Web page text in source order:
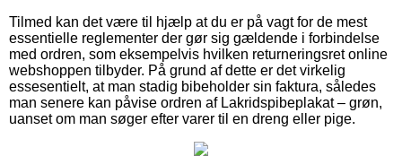
Tilmed kan det være til hjælp at du er på vagt for de mest
essentielle reglementer der gør sig gældende i forbindelse
med ordren, som eksempelvis hvilken returneringsret online
webshoppen tilbyder. På grund af dette er det virkelig
essesentielt, at man stadig bibeholder sin faktura, således
man senere kan påvise ordren af Lakridspibeplakat – grøn,
uanset om man søger efter varer til en dreng eller pige.